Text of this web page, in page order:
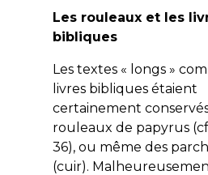
Les rouleaux et les
bibliques
Les textes « longs »
livres bibliques étaient
certainement
rouleaux de papyrus
36), ou même des
(cuir).